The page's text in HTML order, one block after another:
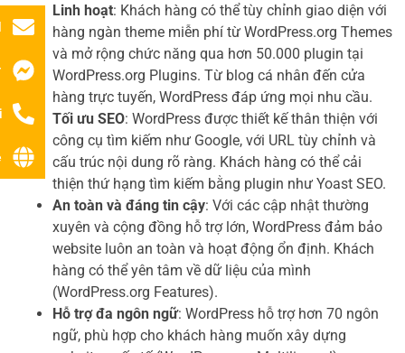
Linh hoạt: Khách hàng có thể tùy chỉnh giao diện với
hàng ngàn theme miễn phí từ WordPress.org Themes
và mở rộng chức năng qua hơn 50.000 plugin tại
WordPress.org Plugins. Từ blog cá nhân đến cửa
hàng trực tuyến, WordPress đáp ứng mọi nhu cầu.
Tối ưu SEO: WordPress được thiết kế thân thiện với
công cụ tìm kiếm như Google, với URL tùy chỉnh và
cấu trúc nội dung rõ ràng. Khách hàng có thể cải
thiện thứ hạng tìm kiếm bằng plugin như Yoast SEO.
An toàn và đáng tin cậy: Với các cập nhật thường
xuyên và cộng đồng hỗ trợ lớn, WordPress đảm bảo
website luôn an toàn và hoạt động ổn định. Khách
hàng có thể yên tâm về dữ liệu của mình
(WordPress.org Features).
Hỗ trợ đa ngôn ngữ: WordPress hỗ trợ hơn 70 ngôn
ngữ, phù hợp cho khách hàng muốn xây dựng